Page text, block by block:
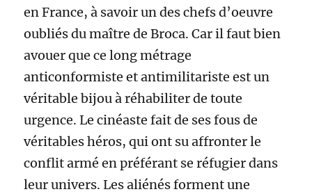
en France, à savoir un des chefs d’oeuvre
oubliés du maître de Broca. Car il faut bien
avouer que ce long métrage
anticonformiste et antimilitariste est un
véritable bijou à réhabiliter de toute
urgence. Le cinéaste fait de ses fous de
véritables héros, qui ont su affronter le
conflit armé en préférant se réfugier dans
leur univers. Les aliénés forment une